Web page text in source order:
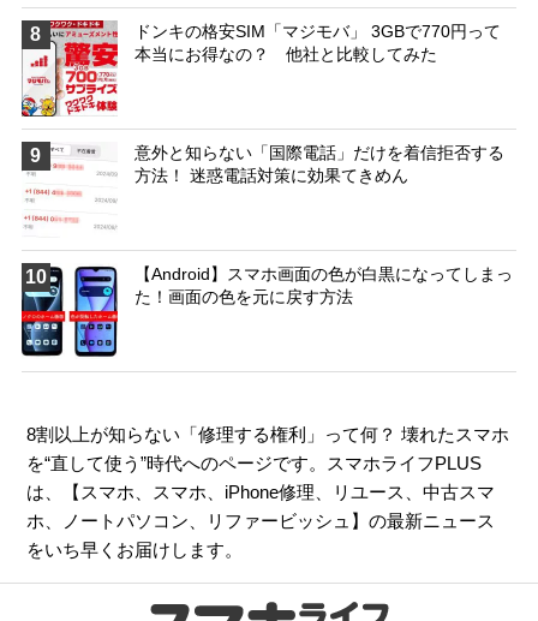
8
ドンキの格安SIM「マジモバ」 3GBで770円って
本当にお得なの？ 他社と比較してみた
9
意外と知らない「国際電話」だけを着信拒否する
方法！ 迷惑電話対策に効果てきめん
10
【Android】スマホ画面の色が白黒になってしまっ
た！画面の色を元に戻す方法
8割以上が知らない「修理する権利」って何？ 壊れたスマホ
を“直して使う”時代へのページです。スマホライフPLUS
は、【 スマホ スマホ iPhone修理 リユース 、中古スマ
ホ
ノートパソコン リファービッシュ 】の最新ニュース
をいち早くお届けします。